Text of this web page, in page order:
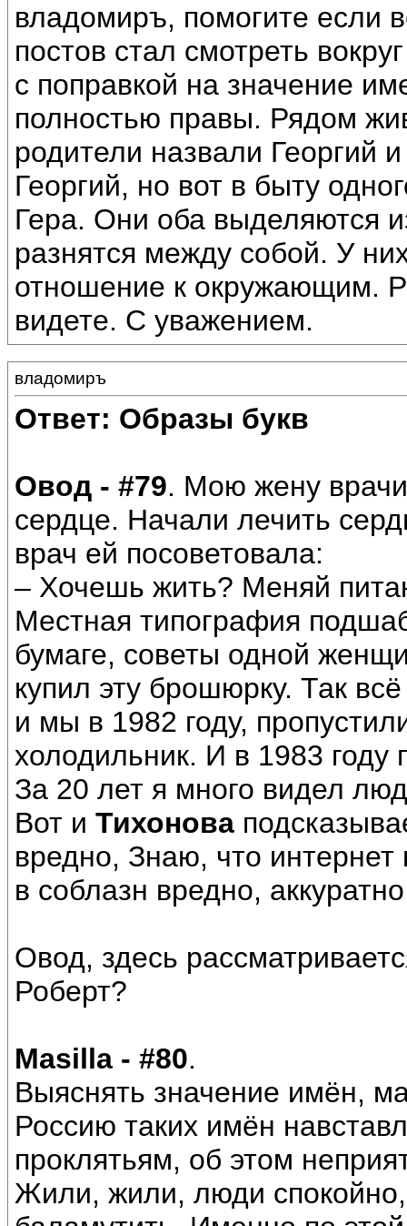
владомиръ, помогите если
постов стал смотреть
с поправкой на значение
полностью правы. Рядом
родители назвали Георгий
Георгий, но вот в быту
Гера. Они оба выделяются
разнятся между собой. У
отношение к окружающим.
видете. С уважением.
владомиръ
Ответ: Образы букв
Овод - #79. Мою жену
сердце. Начали лечить
врач ей посоветовала:
– Хочешь жить? Меняй
Местная типография
бумаге, советы одной
купил эту брошюрку. Так
и мы в 1982 году,
холодильник. И в 1983
За 20 лет я много видел
Вот и Тихонова
вредно, Знаю, что
в соблазн вредно,
Овод, здесь
Роберт?
Masilla - #80.
Выяснять значение имён,
Россию таких имён
проклятьям, об этом
Жили, жили, люди